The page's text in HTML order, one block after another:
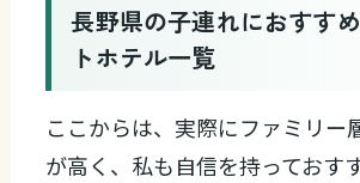
長野県の子連れにおすす
トホテル一覧
ここからは、実際にファミリー
が高く、私も自信を持っておす